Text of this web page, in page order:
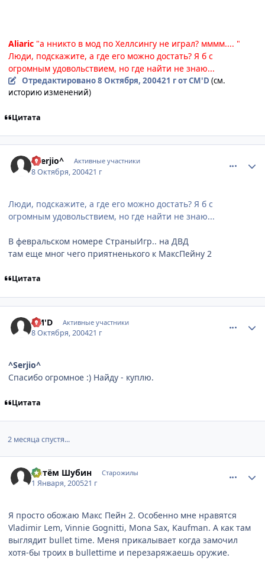
Aliaric "а нникто в мод по Хеллсингу не играл? мммм.... "
Люди, подскажите, а где его можно достать? Я б с
огромным удовольствием, но где найти не знаю...
Отредактировано8 Октября, 200421 гот CM'D (см.
историю изменений)
Цитата
^Serjio^ Активные участники
8 Октября, 200421 г
Люди, подскажите, а где его можно достать? Я б с
огромным удовольствием, но где найти не знаю...
В февральском номере СтраныИгр.. на ДВД
там еще мног чего приятненького к МаксПейну 2
Цитата
CM'D Активные участники
8 Октября, 200421 г
^Serjio^
Спасибо огромное :) Найду - куплю.
Цитата
2 месяца спустя...
Артём Шубин Старожилы
1 Января, 200521 г
Я просто обожаю Макс Пейн 2. Особенно мне нравятся
Vladimir Lem, Vinnie Gognitti, Mona Sax, Kaufman. А как там
выглядит bullet time. Меня прикалывает когда замочил
хотя-бы троих в bullettime и перезаряжаешь оружие.